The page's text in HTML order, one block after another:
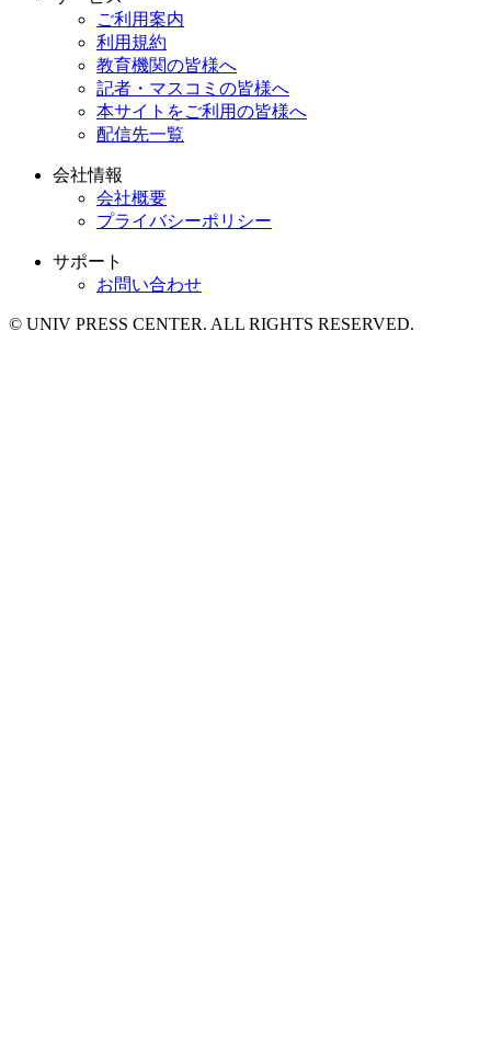
ご利用案内
利用規約
教育機関の皆様へ
記者・マスコミの皆様へ
本サイトをご利用の皆様へ
配信先一覧
会社情報
会社概要
プライバシーポリシー
サポート
お問い合わせ
© UNIV PRESS CENTER. ALL RIGHTS RESERVED.